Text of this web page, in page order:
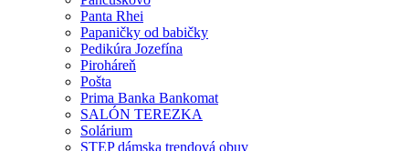
Panta Rhei
Papaničky od babičky
Pedikúra Jozefína
Piroháreň
Pošta
Prima Banka Bankomat
SALÓN TEREZKA
Solárium
STEP dámska trendová obuv